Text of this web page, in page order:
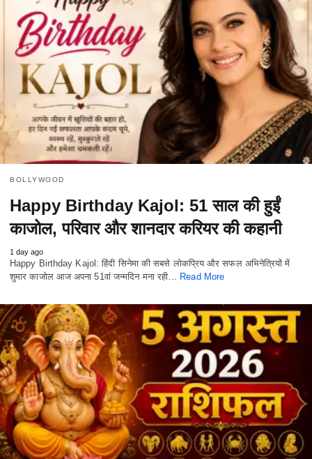
BOLLYWOOD
Happy Birthday Kajol: 51 साल की हुईं
काजोल, परिवार और शानदार करियर की कहानी
1 day ago
Happy Birthday Kajol: हिंदी सिनेमा की सबसे लोकप्रिय और सफल अभिनेत्रियों में
शुमार काजोल आज अपना 51वां जन्मदिन मना रही… Read More